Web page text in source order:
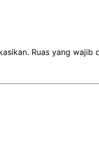
Ruas yang wajib